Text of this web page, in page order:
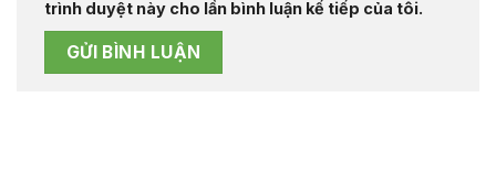
trình duyệt này cho lần bình luận kế tiếp của tôi.